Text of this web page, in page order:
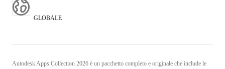
GLOBALE
Autodesk Apps Collection 2026 è un pacchetto completo e originale che include le